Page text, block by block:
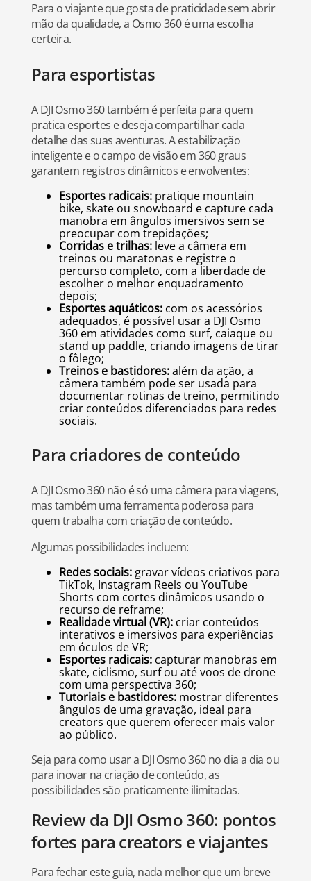
Para o viajante que gosta de praticidade sem abrir
mão da qualidade, a Osmo 360 é uma escolha
certeira.
Para esportistas
A DJI Osmo 360 também é perfeita para quem
pratica esportes e deseja compartilhar cada
detalhe das suas aventuras. A estabilização
inteligente e o campo de visão em 360 graus
garantem registros dinâmicos e envolventes:
Esportes radicais: pratique mountain
bike, skate ou snowboard e capture cada
manobra em ângulos imersivos sem se
preocupar com trepidações;
Corridas e trilhas: leve a câmera em
treinos ou maratonas e registre o
percurso completo, com a liberdade de
escolher o melhor enquadramento
depois;
Esportes aquáticos: com os acessórios
adequados, é possível usar a DJI Osmo
360 em atividades como surf, caiaque ou
stand up paddle, criando imagens de tirar
o fôlego;
Treinos e bastidores:além da ação, a
câmera também pode ser usada para
documentar rotinas de treino, permitindo
criar conteúdos diferenciados para redes
sociais.
Para criadores de conteúdo
A DJI Osmo 360 não é só uma câmera para viagens,
mas também uma ferramenta poderosa para
quem trabalha com criação de conteúdo.
Algumas possibilidades incluem:
Redes sociais: gravar vídeos criativos para
TikTok, Instagram Reels ou YouTube
Shorts com cortes dinâmicos usando o
recurso de reframe;
Realidade virtual (VR): criar conteúdos
interativos e imersivos para experiências
em óculos de VR;
Esportes radicais: capturar manobras em
skate, ciclismo, surf ou até voos de drone
com uma perspectiva 360;
Tutoriais e bastidores: mostrar diferentes
ângulos de uma gravação, ideal para
creators que querem oferecer mais valor
ao público.
Seja para como usar a DJI Osmo 360 no dia a dia ou
para inovar na criação de conteúdo, as
possibilidades são praticamente ilimitadas.
Review da DJI Osmo 360: pontos
fortes para creators e viajantes
Para fechar este guia, nada melhor que um breve